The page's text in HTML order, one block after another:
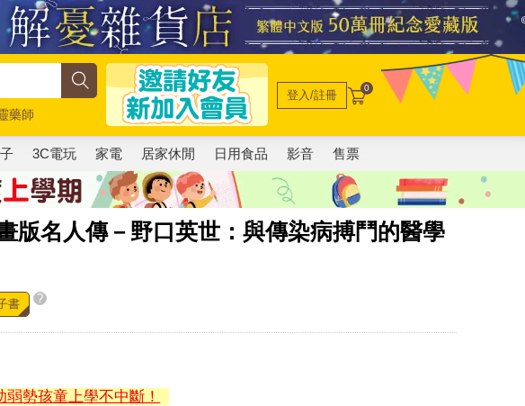
藥師
登入/註冊 0
3C電玩 家電 居家休閒 日用食品 影音 售票
版名人傳－野口英世：與傳染病搏鬥的醫學
書 ?
勢孩童上學不中斷！